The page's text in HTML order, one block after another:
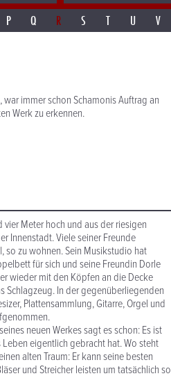
P Q R S T U V
immer schon Schamonis Auftrag an
Werk zu erkennen.
Meter hoch und aus der riesigen
Innenstadt. Viele seiner Freunde
so zu wohnen. Sein Musikstudio hat
für sich und seine Freundin Dorle
wieder mit den Köpfen an die Decke
Schlagzeug. In der gegenüberliegenden
Plattensammlung, Gitarre, Orgel und
neuen Werkes sagt es schon: Es ist
eigentlich gebracht hat. Wo steht
alten Traum: Er kann seine besten
und Streicher leisten um tatsächlich so